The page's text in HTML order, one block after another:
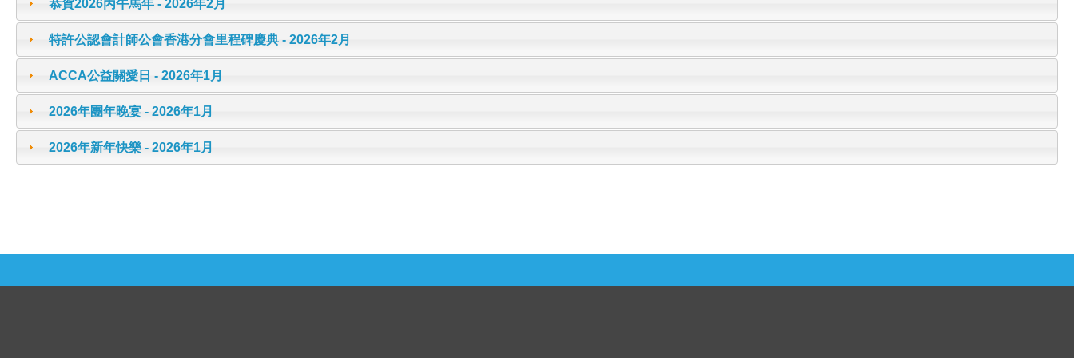
恭賀2026丙午馬年 - 2026年2月
特許公認會計師公會香港分會里程碑慶典 - 2026年2月
ACCA公益關愛日 - 2026年1月
2026年團年晚宴 - 2026年1月
2026年新年快樂 - 2026年1月